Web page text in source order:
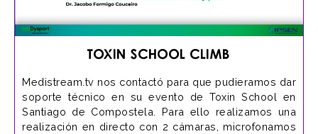
Toxin School Climb
Medistream.tv nos contactó para que pudieramos dar
soporte técnico en su evento de Toxin School en
Santiago de Compostela. Para ello realizamos una
realización en directo con 2 cámaras, microfonamos